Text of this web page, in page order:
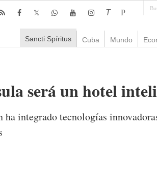
T P
Sancti Spíritus Cuba Mundo
será un hotel
integrado tecnologías